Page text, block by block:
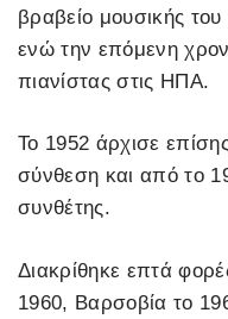
βραβείο μουσικής
ενώ την επόμενη
πιανίστας στις ΗΠΑ.
Το 1952 άρχισε
σύνθεση και από το
συνθέτης.
Διακρίθηκε επτά
1960, Βαρσοβία το